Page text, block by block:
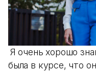
Я очень хорошо
была в курсе, что